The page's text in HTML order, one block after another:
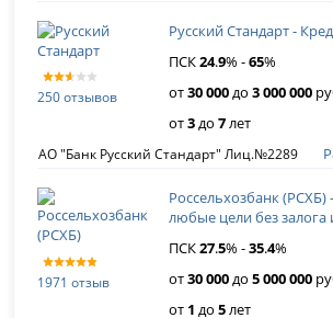
250 отзывов
Русский Стандарт -
ПСК24.9% -65%
от30 000до3 000 000
от3до7лет
АО "Банк Русский Стандарт" Лиц.№2289
1971 отзыв
Россельхозбанк (РСХБ)
любые цели без залога
ПСК27.5% -35.4%
от30 000до5 000 000
от 1 до5лет